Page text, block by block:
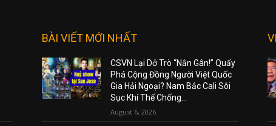
BÀI VIẾT MỚI NHẤT
CSVN Lại Dở Trò “Nắn Gân!” Quấy
Phá Cộng Đồng Người Việt Quốc
Gia Hải Ngoại? Nam Bắc Cali Sôi
Sục Khí Thế Chống...
August 6, 2026